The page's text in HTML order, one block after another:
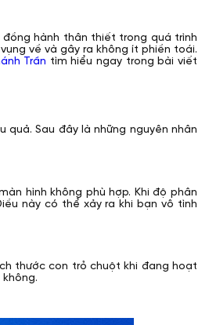
hành thân thiết trong quá trình
về và gây ra không ít phiền toái.
Trần tìm hiểu ngay trong bài viết
Sau đây là những nguyên nhân
hình không phù hợp. Khi độ phân
này có thể xảy ra khi bạn vô tình
thước con trỏ chuột khi đang hoạt